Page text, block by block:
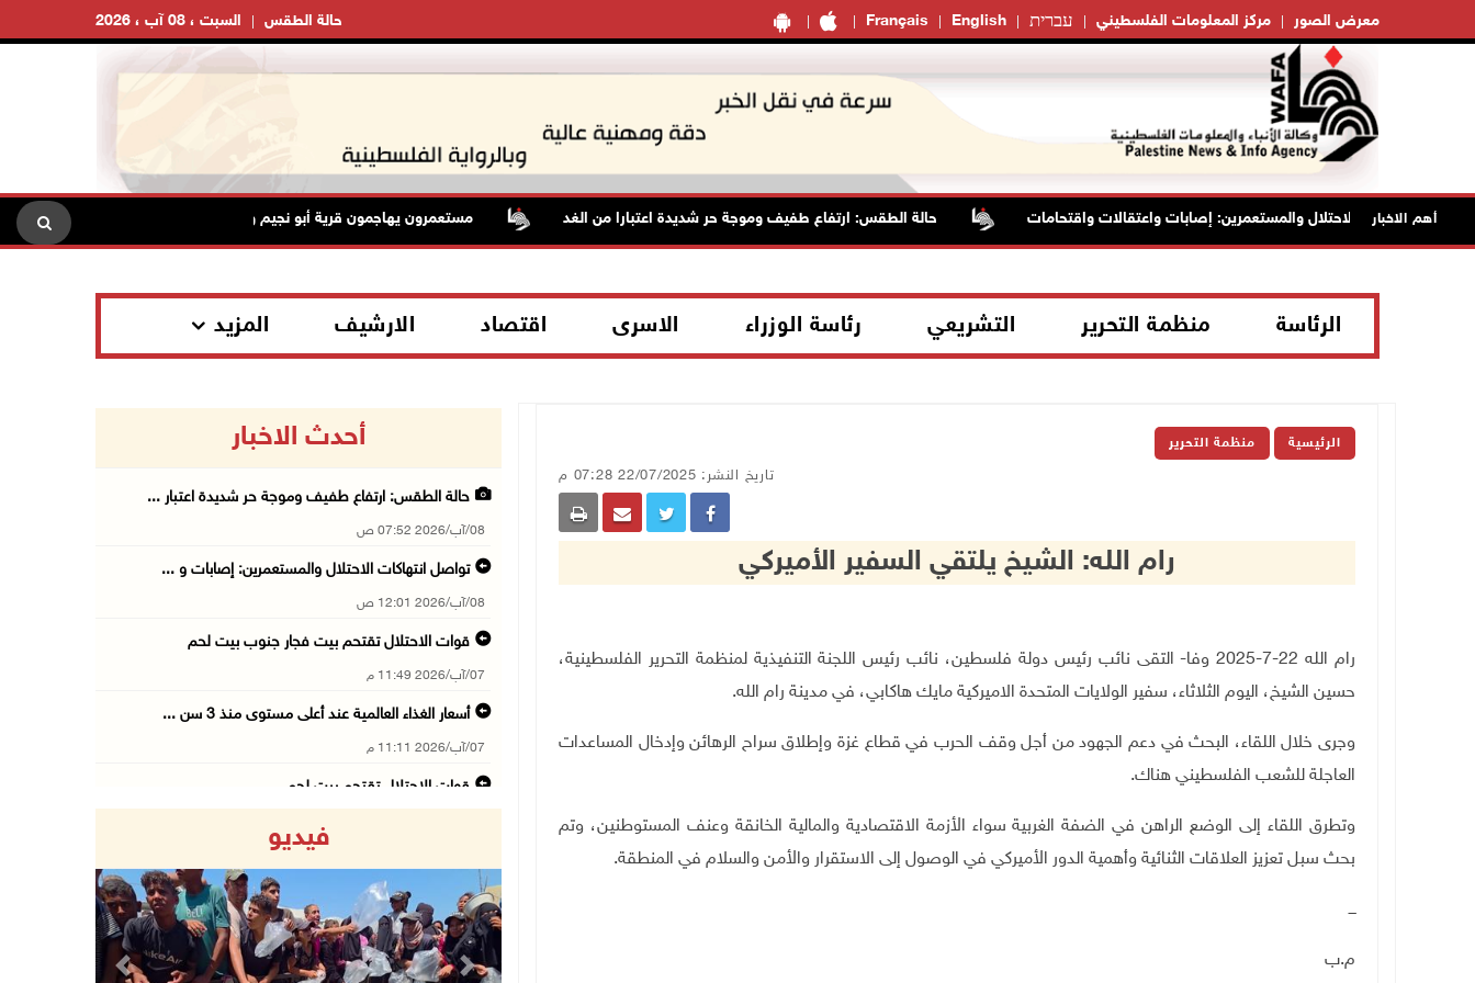
Français English עברית مركز المعلومات الفلسطيني معرض الصور السبت ، 08 آب ، 2026 حالة الطقس
أهم الاخبار
انتهاكات الاحتلال والمستعمرين: إصابات واعتقالات واقتحامات حالة الطقس: ارتفاع طفيف وموجة حر شديدة اعتبارا من الغد مستعمرون يهاجمون قرية أبو نجيم ويصيبون مواطنين ويعتدون على طواقم
الرئاسة منظمة التحرير التشريعي رئاسة الوزراء الاسرى اقتصاد الارشيف المزيد
الرئيسية منظمة التحرير
تاريخ النشر: 22/07/2025 07:28 م
رام الله: الشيخ يلتقي السفير الأميركي
رام الله 22-7-2025 وفا- التقى نائب رئيس دولة فلسطين، نائب رئيس اللجنة التنفيذية لمنظمة التحرير الفلسطينية،
حسين الشيخ، اليوم الثلاثاء، سفير الولايات المتحدة الاميركية مايك هاكابي، في مدينة رام الله.
‏وجرى خلال اللقاء، البحث في دعم الجهود من أجل وقف الحرب في قطاع غزة وإطلاق سراح الرهائن وإدخال المساعدات
العاجلة للشعب الفلسطيني هناك.
وتطرق اللقاء إلى الوضع الراهن في الضفة الغربية سواء الأزمة الاقتصادية والمالية الخانقة وعنف المستوطنين، وتم
بحث سبل تعزيز العلاقات الثنائية وأهمية الدور الأميركي في الوصول إلى الاستقرار والأمن والسلام في المنطقة.
ـــ
م.ب
أحدث الاخبار
حالة الطقس: ارتفاع طفيف وموجة حر شديدة اعتبار ...
08/آب/2026 07:52 ص
تواصل انتهاكات الاحتلال والمستعمرين: إصابات و ...
08/آب/2026 12:01 ص
قوات الاحتلال تقتحم بيت فجار جنوب بيت لحم
07/آب/2026 11:49 م
أسعار الغذاء العالمية عند أعلى مستوى منذ 3 سن ...
07/آب/2026 11:11 م
قوات الاحتلال تقتحم بيت لحم
07/آب/2026 10:17 م
قوات الاحتلال تغلق مداخل يعبد جنوب غرب جنين
07/آب/2026 10:15 م
فيديو
Previous Next